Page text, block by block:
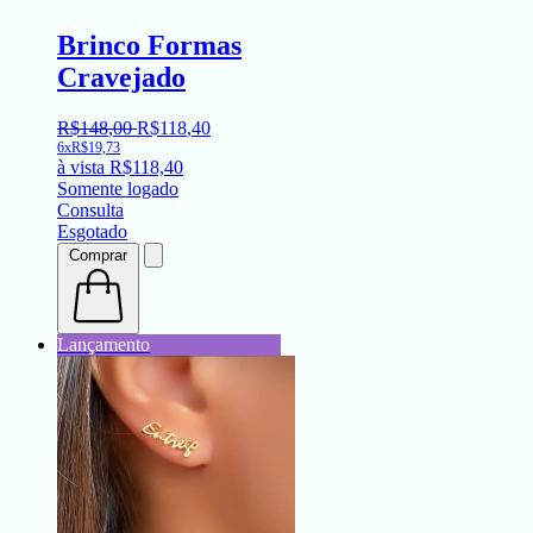
Brinco Formas
Cravejado
R$148,00 R$118,40
6xR$19,73
à vista R$118,40
Somente logado
Consulta
Esgotado
Comprar